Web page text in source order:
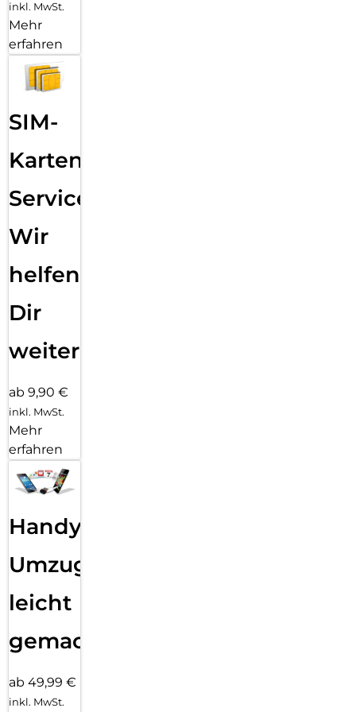
inkl. MwSt.
Mehr
erfahren
SIM-
Karten
Service:
Wir
helfen
Dir
weiter
ab 9,90 €
inkl. MwSt.
Mehr
erfahren
Handy
Umzug
leicht
gemacht!
ab 49,99 €
inkl. MwSt.